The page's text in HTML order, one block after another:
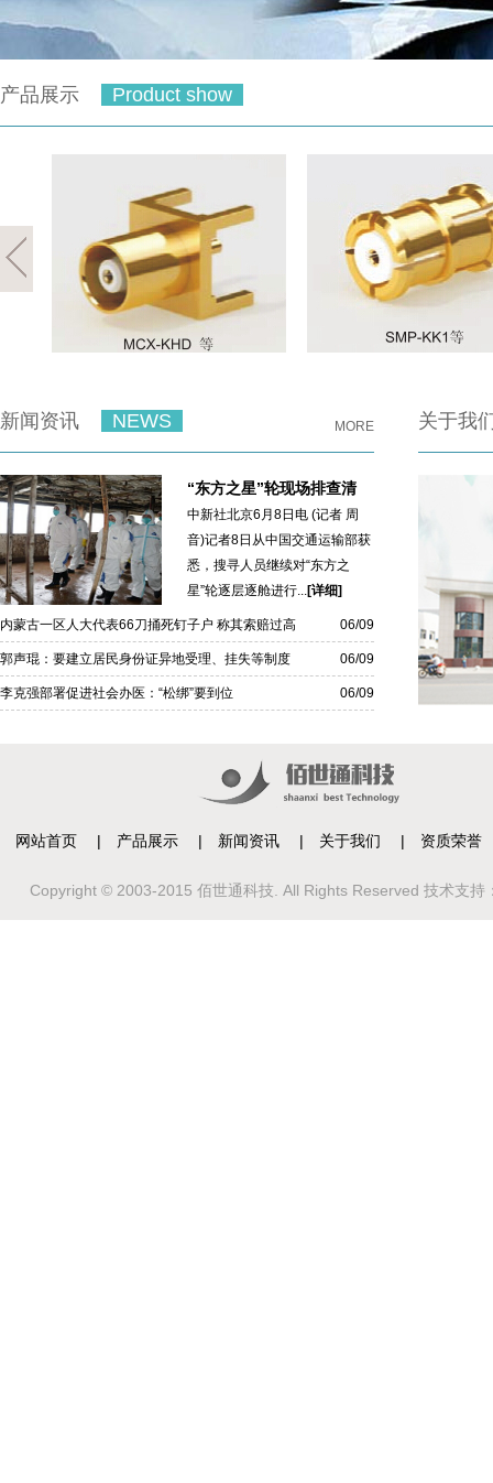
产品展示 Product show
新闻资讯 NEWS MORE
“东方之星”轮现场排查清
理完毕贴上封条
中新社北京6月8日电 (记者 周
音)记者8日从中国交通运输部获
悉，搜寻人员继续对“东方之
星”轮逐层逐舱进行...[详细]
内蒙古一区人大代表66刀捅死钉子户 称其索赔过高 06/09
郭声琨：要建立居民身份证异地受理、挂失等制度 06/09
李克强部署促进社会办医：“松绑”要到位 06/09
关于我
网站首页 | 产品展示 | 新闻资讯 | 关于我们 | 资质荣誉
Copyright © 2003-2015 佰世通科技. All Rights Reserved 技术支持